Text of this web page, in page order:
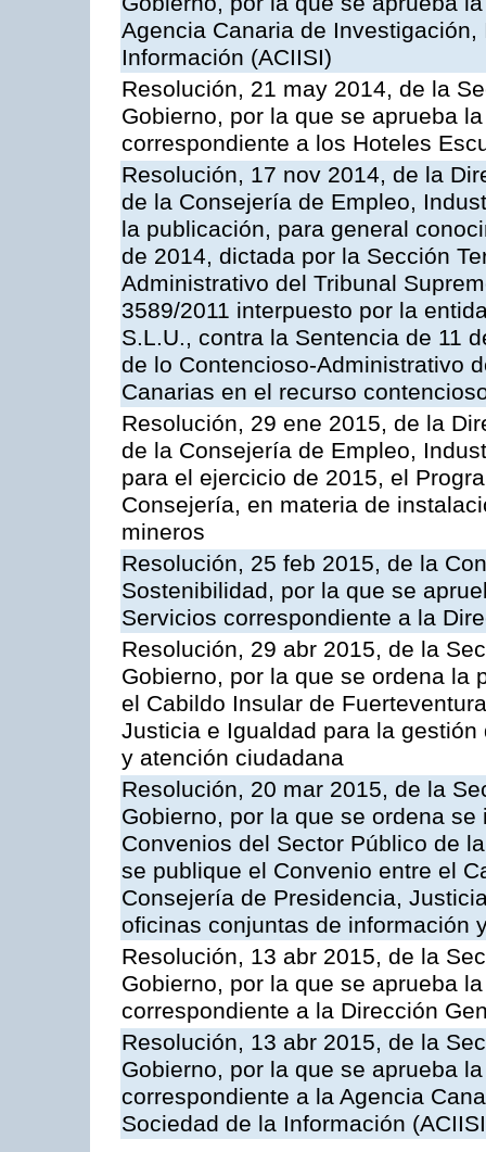
Agencia Canaria de
Información (ACIISI)
Resolución, 21 may 2014, de la
Gobierno, por la que se aprueba
correspondiente a los Hoteles
Resolución, 17 nov 2014, de la
de la Consejería de Empleo,
la publicación, para general
de 2014, dictada por la Sección
Administrativo del Tribunal
3589/2011 interpuesto por la
S.L.U., contra la Sentencia de 11
de lo Contencioso-Administrativo
Canarias en el recurso
Resolución, 29 ene 2015, de la
de la Consejería de Empleo,
para el ejercicio de 2015, el
Consejería, en materia de
mineros
Resolución, 25 feb 2015, de la
Sostenibilidad, por la que se
Servicios correspondiente a la
Resolución, 29 abr 2015, de la
Gobierno, por la que se ordena la
el Cabildo Insular de
Justicia e Igualdad para la
y atención ciudadana
Resolución, 20 mar 2015, de la
Gobierno, por la que se ordena
Convenios del Sector Público de
se publique el Convenio entre el
Consejería de Presidencia,
oficinas conjuntas de información
Resolución, 13 abr 2015, de la
Gobierno, por la que se aprueba
correspondiente a la Dirección
Resolución, 13 abr 2015, de la
Gobierno, por la que se aprueba
correspondiente a la Agencia
Sociedad de la Información